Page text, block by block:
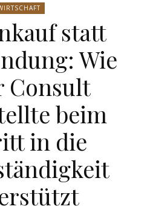
von
Weik
statt
Wie
Consult
beim
in die